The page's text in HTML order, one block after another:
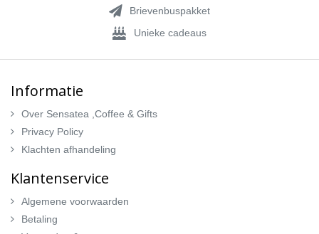
Brievenbuspakket
Unieke cadeaus
Informatie
Over Sensatea ,Coffee & Gifts
Privacy Policy
Klachten afhandeling
Klantenservice
Algemene voorwaarden
Betaling